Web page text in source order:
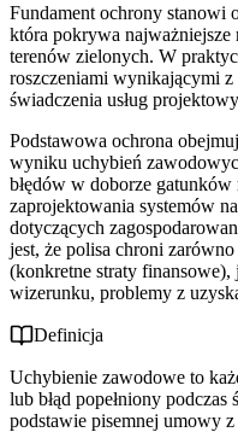
Fundament ochrony stanowi
która pokrywa
terenów zielonych. W
roszczeniami wynikającymi z
świadczenia usług
Podstawowa ochrona
wyniku uchybień
błędów w doborze
zaprojektowania systemów
dotyczących
jest, że polisa chroni
(konkretne straty
wizerunku, problemy z
Definicja
Uchybienie zawodowe to
lub błąd popełniony
podstawie pisemnej umowy